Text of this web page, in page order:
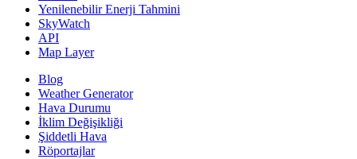
Yenilenebilir Enerji Tahmini
SkyWatch
API
Map Layer
Blog
Weather Generator
Hava Durumu
İklim Değişikliği
Şiddetli Hava
Röportajlar